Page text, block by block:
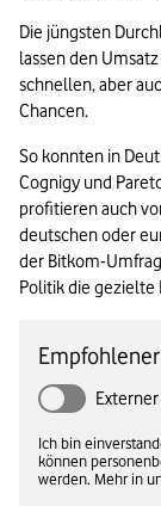
Die jüngsten
lassen den
schnellen, aber
Chancen.
So konnten in
Cognigy und
profitieren auch
deutschen oder
der Bitkom-
Politik die gezielte
Ich bin
können
werden. Mehr in